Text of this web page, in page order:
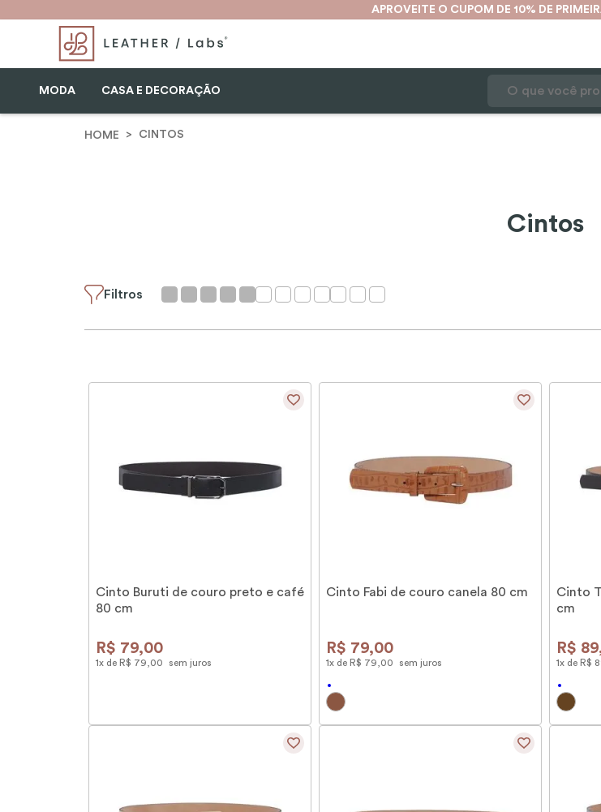
APROVEITE O CUPOM DE 10% DE
MODA CASA E DECORAÇÃO
CINTOS
Cintos
Filtros
Cinto Buruti de couro preto e café
80 cm
R$ 79,00
1x de R$ 79 00 sem juros
Cinto Fabi de couro canela 80 cm
R$ 79,00
1x de R$ 79 00 sem juros
Cinto
cm
R$ 89
1x de R$